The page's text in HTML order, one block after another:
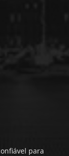
para